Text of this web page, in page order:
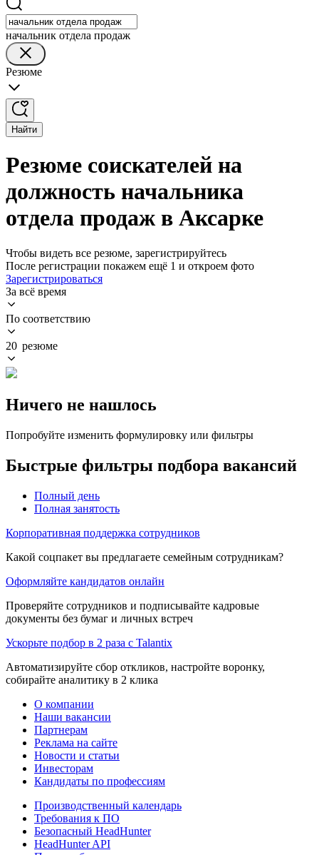
начальник отдела продаж
Резюме
Найти
Резюме соискателей на
должность начальника
отдела продаж в Аксарке
Чтобы видеть все резюме, зарегистрируйтесь
После регистрации покажем ещё 1 и откроем фото
Зарегистрироваться
За всё время
По соответствию
20 резюме
Ничего не нашлось
Попробуйте изменить формулировку или фильтры
Быстрые фильтры подбора вакансий
Полный день
Полная занятость
Корпоративная поддержка сотрудников
Какой соцпакет вы предлагаете семейным сотрудникам?
Оформляйте кандидатов онлайн
Проверяйте сотрудников и подписывайте кадровые
документы без бумаг и личных встреч
Ускорьте подбор в 2 раза с Talantix
Автоматизируйте сбор откликов, настройте воронку,
собирайте аналитику в 2 клика
О компании
Наши вакансии
Партнерам
Реклама на сайте
Новости и статьи
Инвесторам
Кандидаты по профессиям
Производственный календарь
Требования к ПО
Безопасный HeadHunter
HeadHunter API